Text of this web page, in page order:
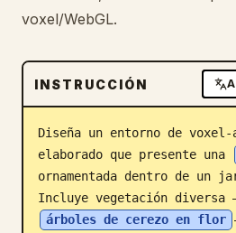
Descargar
Blog
Actualizaciones
voxel/WebGL.
INSTRUCCIÓN
Diseña un entorno de
elaborado que presente una
ornamentada dentro de un
Incluye vegetación diversa
árboles de cerezo en flor